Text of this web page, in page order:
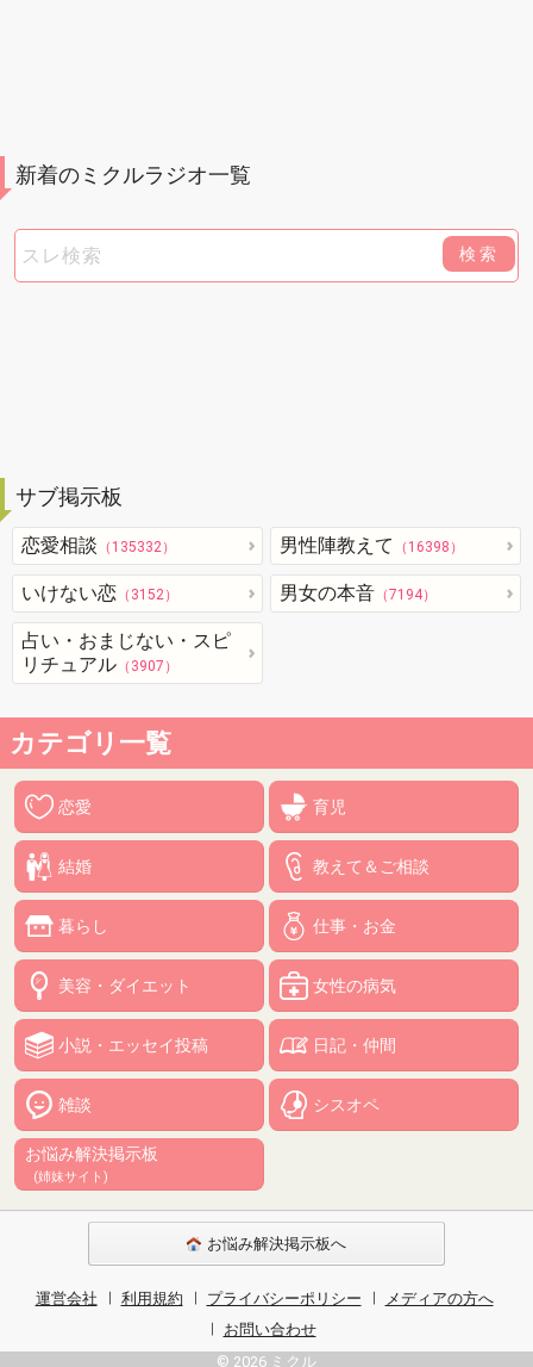
新着のミクルラジオ一覧
検索
サブ掲示板
恋愛相談 （135332） 男性陣教えて （16398）
いけない恋 （3152） 男女の本音 （7194）
占い・おまじない・スピ
リチュアル （3907）
カテゴリ一覧
恋愛 育児
結婚 教えて＆ご相談
暮らし 仕事・お金
美容・ダイエット 女性の病気
小説・エッセイ投稿 日記・仲間
雑談 シスオペ
お悩み解決掲示板
(姉妹サイト)
お悩み解決掲示板へ
運営会社 利用規約 プライバシーポリシー
メディアの方へ
お問い合わせ
© 2026 ミクル